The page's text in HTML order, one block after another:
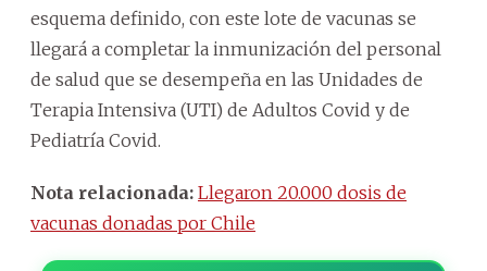
esquema definido, con este lote de vacunas se
llegará a completar la inmunización del personal
de salud que se desempeña en las Unidades de
Terapia Intensiva (UTI) de Adultos Covid y de
Pediatría Covid.
Nota relacionada: Llegaron 20.000 dosis de
vacunas donadas por Chile